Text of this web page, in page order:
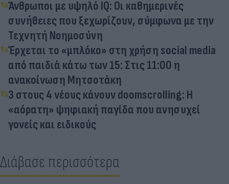
Άνθρωποι με υψηλό IQ: Οι καθημερινές
συνήθειες που ξεχωρίζουν, σύμφωνα με την
Τεχνητή Νοημοσύνη
Έρχεται το «μπλόκο» στη χρήση social media
από παιδιά κάτω των 15: Στις 11:00 η
ανακοίνωση Μητσοτάκη
3 στους 4 νέους κάνουν doomscrolling: Η
«αόρατη» ψηφιακή παγίδα που ανησυχεί
γονείς και ειδικούς
Διάβασε περισσότερα